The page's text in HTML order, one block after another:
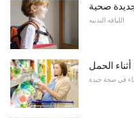
صحية
اللياقه البدنيه
الحمل
في صحة جيدة